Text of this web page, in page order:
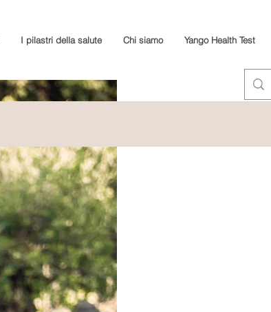
I pilastri della salute Chi siamo Yango Health Test